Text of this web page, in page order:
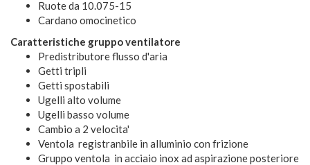
Ruote da 10.075-15
Cardano omocinetico
Caratteristiche gruppo ventilatore
Predistributore flusso d'aria
Getti tripli
Getti spostabili
Ugelli alto volume
Ugelli basso volume
Cambio a 2 velocita'
Ventola registranbile in alluminio con frizione
Gruppo ventola in acciaio inox ad aspirazione posteriore